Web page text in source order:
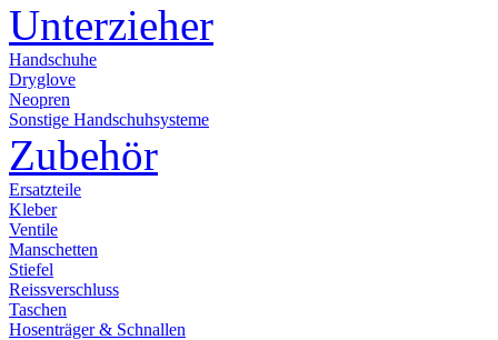
Unterzieher
Handschuhe
Dryglove
Neopren
Sonstige Handschuhsysteme
Zubehör
Ersatzteile
Kleber
Ventile
Manschetten
Stiefel
Reissverschluss
Taschen
Hosenträger & Schnallen